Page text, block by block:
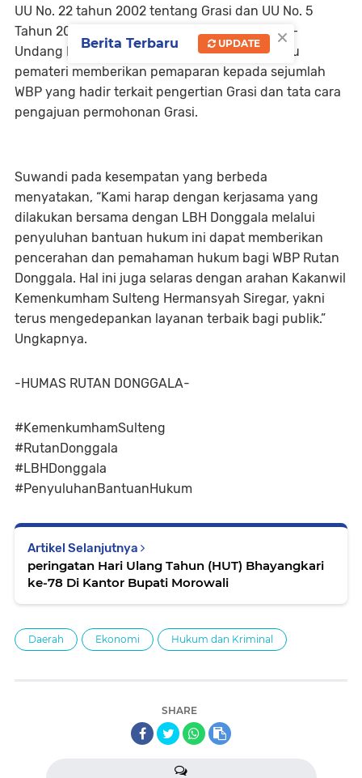
UU No. 22 tahun 2002 tentang Grasi dan UU No. 5
Tahun 2010 tentang perubahan atas Undang –
Undang Nomor 22 Tahun 2002. Safrudin selaku
pemateri memberikan pemaparan kepada sejumlah
WBP yang hadir terkait pengertian Grasi dan tata cara
pengajuan permohonan Grasi.
Suwandi pada kesempatan yang berbeda
menyatakan, “Kami harap dengan kerjasama yang
dilakukan bersama dengan LBH Donggala melalui
penyuluhan bantuan hukum ini dapat memberikan
pencerahan dan pemahaman hukum bagi WBP Rutan
Donggala. Hal ini juga selaras dengan arahan Kakanwil
Kemenkumham Sulteng Hermansyah Siregar, yakni
terus mengedepankan layanan terbaik bagi publik.”
Ungkapnya.
-HUMAS RUTAN DONGGALA-
#KemenkumhamSulteng
#RutanDonggala
#LBHDonggala
#PenyuluhanBantuanHukum
Artikel Selanjutnya
peringatan Hari Ulang Tahun (HUT) Bhayangkari
ke-78 Di Kantor Bupati Morowali
Daerah Ekonomi Hukum dan Kriminal
SHARE
×
Berita Terbaru UPDATE